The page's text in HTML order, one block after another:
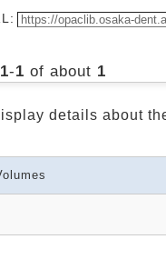
1-1 of about 1
details about